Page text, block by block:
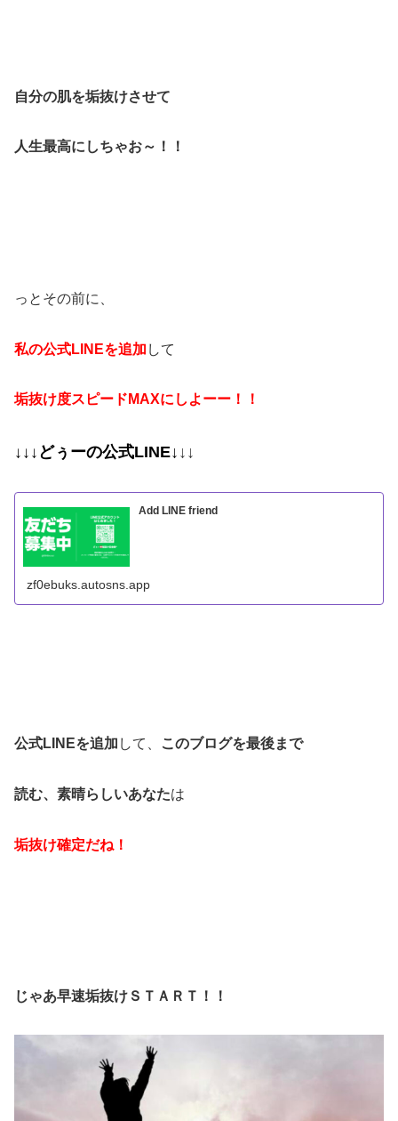
自分の肌を垢抜けさせて
人生最高にしちゃお～！！
っとその前に、
私の公式LINEを追加 して
垢抜け度スピードMAXにしよーー！！
↓↓↓ どぅーの公式LINE↓ ↓↓
Add LINE friend
zf0ebuks.autosns.app
公式LINEを追加 して、 このブログを最後まで
読む、素晴らしいあなたは
垢抜け確定だね！
じゃあ早速垢抜けＳＴＡＲＴ！！